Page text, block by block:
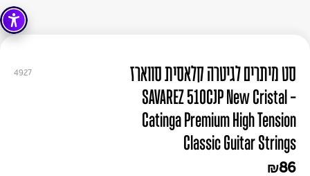
4927
סט מיתרים לגיטרה קלאסית סווארז
- SAVAREZ 510CJP New Cristal
Catinga Premium High Tension
Classic Guitar Strings
₪86